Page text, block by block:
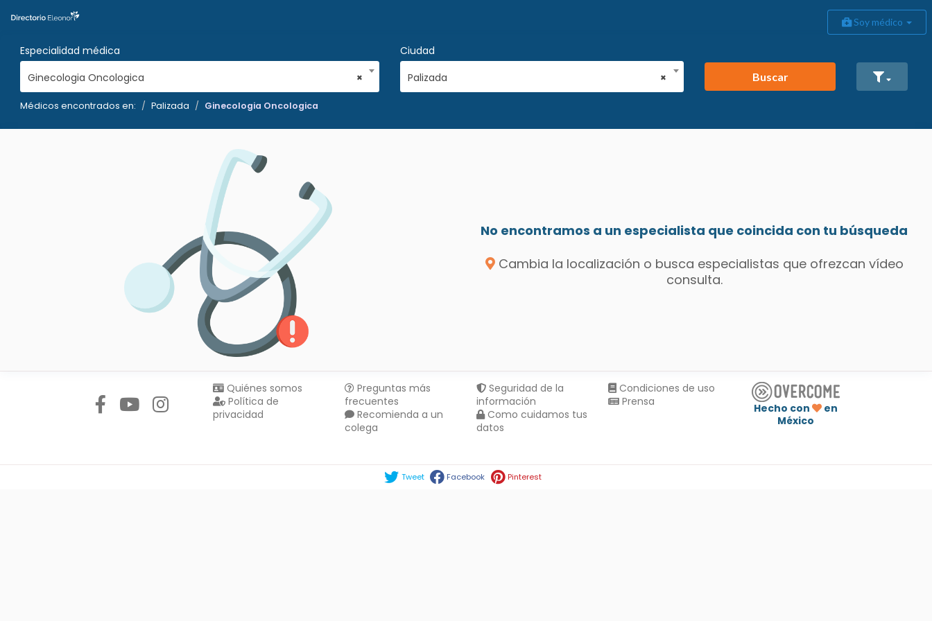
Soy médico
Especialidad médica
×
Ginecologia Oncologica
Ciudad
×
Palizada Buscar
Médicos encontrados en: Palizada Ginecologia Oncologica
No encontramos a un especialista que coincida con tu búsqueda
Cambia la localización o busca especialistas que ofrezcan vídeo
consulta.
Quiénes somos
Política de
privacidad
Preguntas más
frecuentes
Recomienda a un
colega
Seguridad de la
información
Como cuidamos tus
datos
Condiciones de uso
Prensa
Hecho con
en
México
Tweet Facebook Pinterest